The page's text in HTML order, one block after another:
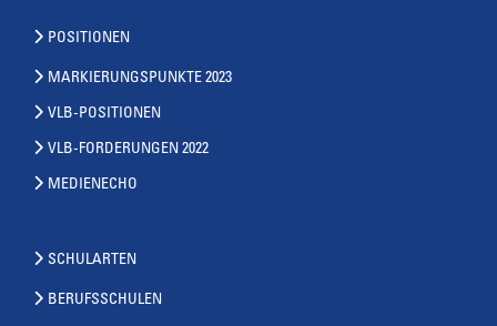
POSITIONEN
MARKIERUNGSPUNKTE 2023
VLB-POSITIONEN
VLB-FORDERUNGEN 2022
MEDIENECHO
SCHULARTEN
BERUFSSCHULEN